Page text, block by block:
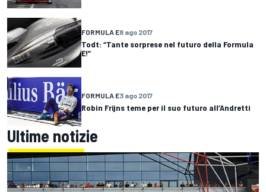
FORMULA E8 ago 2017
Todt: “Tante sorprese nel futuro della Formula
E!”
FORMULA E3 ago 2017
Robin Frijns teme per il suo futuro all’Andretti
Ultime notizie